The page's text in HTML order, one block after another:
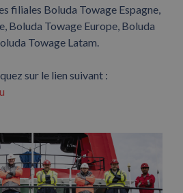
filiales Boluda Towage Espagne,
Boluda Towage Europe, Boluda
Towage Latam.
sur le lien suivant :